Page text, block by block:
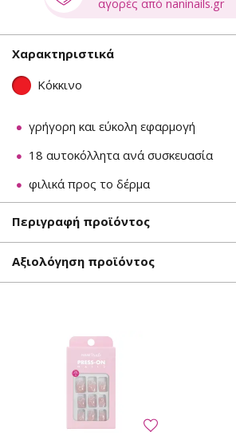
αγορές από naninails.gr
Χαρακτηριστικά
Κόκκινο
γρήγορη και εύκολη εφαρμογή
18 αυτοκόλλητα ανά συσκευασία
φιλικά προς το δέρμα
Περιγραφή προϊόντος
Αξιολόγηση προϊόντος